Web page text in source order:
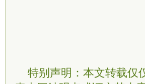
特别声明：本文转载仅